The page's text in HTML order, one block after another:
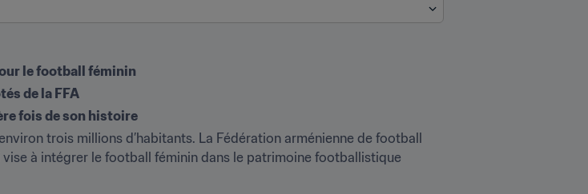
le football féminin
de la FFA
fois de son histoire
trois millions d’habitants. La Fédération arménienne de football
à intégrer le football féminin dans le patrimoine footballistique